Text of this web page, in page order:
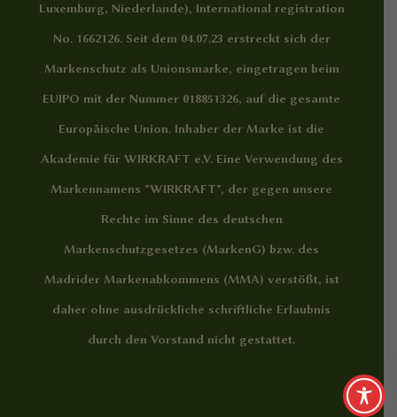
Luxemburg, Niederlande), International registration
No. 1662126. Seit dem 04.07.23 erstreckt sich der
Markenschutz als Unionsmarke, eingetragen beim
EUIPO mit der Nummer 018851326, auf die gesamte
Europäische Union. Inhaber der Marke ist die
Akademie für WIRKRAFT e.V. Eine Verwendung des
Markennamens "WIRKRAFT", der gegen unsere
Rechte im Sinne des deutschen
Markenschutzgesetzes (MarkenG) bzw. des
Madrider Markenabkommens (MMA) verstößt, ist
daher ohne ausdrückliche schriftliche Erlaubnis
durch den Vorstand nicht gestattet.